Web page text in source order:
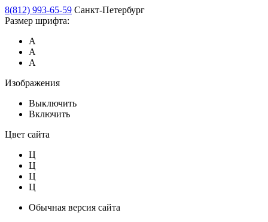
8(812) 993-65-59 Санкт-Петербург
Размер шрифта:
А
А
А
Изображения
Выключить
Включить
Цвет сайта
Ц
Ц
Ц
Ц
Обычная версия сайта